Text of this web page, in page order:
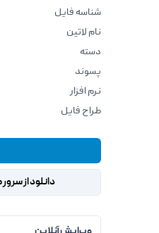
شناسه فایل
نام لاتین
دسته
پسوند
نرم افزار
طراح فایل
دانلود از